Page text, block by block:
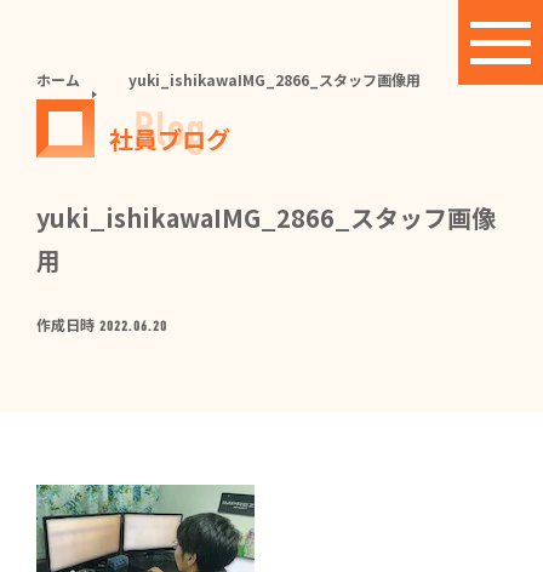
ホーム yuki_ishikawaIMG_2866_スタッフ画像用
Blog
社員ブログ
yuki_ishikawaIMG_2866_スタッフ画像
用
作成日時 2022.06.20